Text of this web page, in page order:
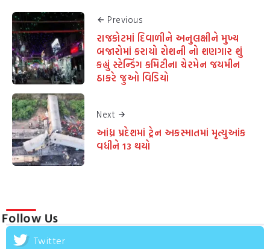
Previous
રાજકોટમાં દિવાળીને અનુલક્ષીને મુખ્ય
બજારોમાં કરાયો રોશની નો શણગાર શું
કહ્યું સ્ટેન્ડિંગ કમિટીના ચેરમેન જયમીન
ઠાકરે જુઓ વિડિયો
Next
આંધ્ર પ્રદેશમાં ટ્રેન અકસ્માતમાં મૃત્યુઆંક
વધીને 13 થયો
Follow Us
Twitter